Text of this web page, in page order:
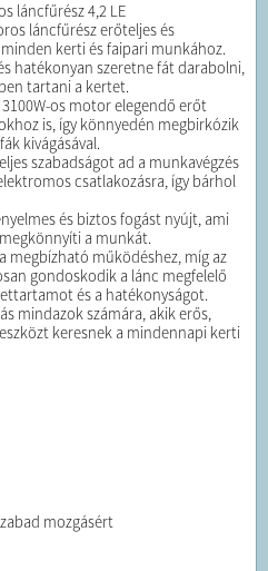
láncfűrész 4,2 LE
láncfűrész erőteljes és
kerti és faipari munkához.
hatékonyan szeretne fát darabolni,
tartani a kertet.
os motor elegendő erőt
is, így könnyedén megbirkózik
kivágásával.
szabadságot ad a munkavégzés
csatlakozásra, így bárhol
és biztos fogást nyújt, ami
a munkát.
megbízható működéshez, míg az
gondoskodik a lánc megfelelő
és a hatékonyságot.
mindazok számára, akik erős,
keresnek a mindennapi kerti
mozgásért